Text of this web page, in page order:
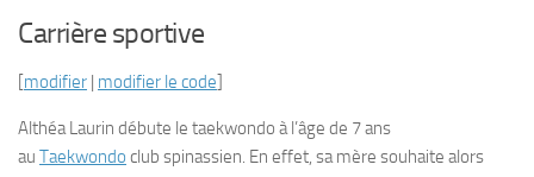
Carrière sportive
[modifier | modifier le code]
Althéa Laurin débute le taekwondo à l’âge de 7 ans
au Taekwondo club spinassien. En effet, sa mère souhaite alors